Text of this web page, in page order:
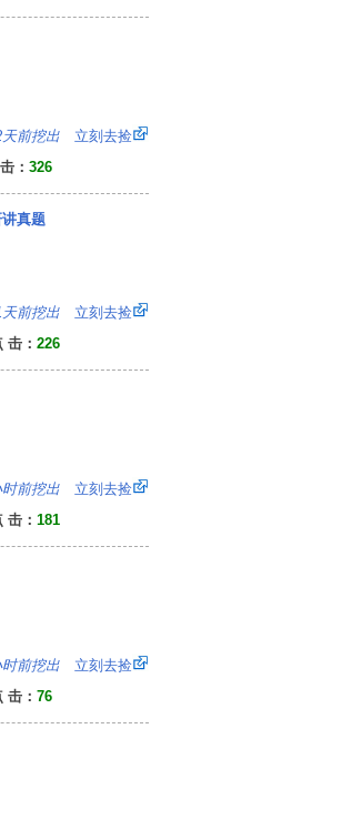
前挖出 立刻去捡
： 326
真题
前挖出 立刻去捡
击： 226
时前挖出 立刻去捡
击： 181
时前挖出 立刻去捡
击： 76